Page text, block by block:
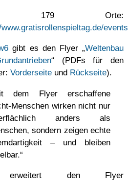
179 Orte:
gibt es den Flyer „Weltenbau
“ (PDFs für den
Vorderseiteund Rückseite).
dem Flyer erschaffene
Menschen wirken nicht nur
anders als
sondern zeigen echte
– und bleiben
den Flyer